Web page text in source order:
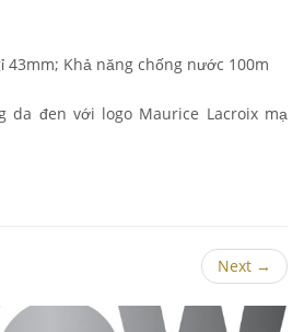
43mm; Khả năng chống nước 100m
da đen với logo Maurice Lacroix mạ
Next →